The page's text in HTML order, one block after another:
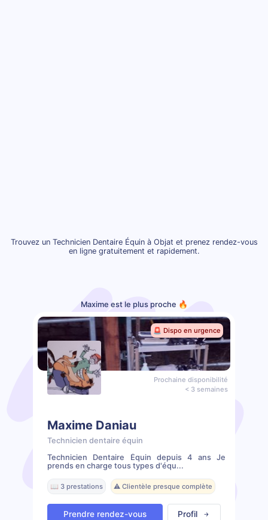
Trouvez un Technicien Dentaire Équin à Objat et prenez rendez-vous
en ligne gratuitement et rapidement.
Maxime est le plus proche 🔥
🚨 Dispo en urgence
Prochaine disponibilité
< 3 semaines
Maxime Daniau
Technicien dentaire équin
Technicien Dentaire Équin depuis 4 ans Je
prends en charge tous types d'équ...
📖 3 prestations ⚠️ Clientèle presque complète
Prendre rendez-vous Profil